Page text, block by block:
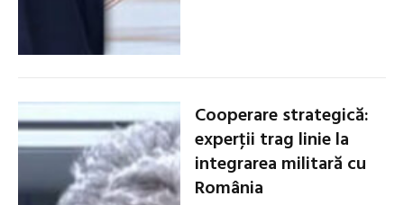
Cooperare strategică:
experţii trag linie la
integrarea militară cu
România